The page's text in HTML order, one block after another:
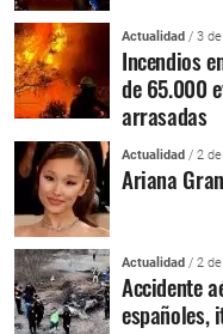
Actualidad / 3
Incendios
de 65.000
arrasadas
Actualidad / 2
Ariana
Actualidad / 2
Accidente
españoles,